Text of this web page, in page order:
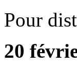
Pour
20